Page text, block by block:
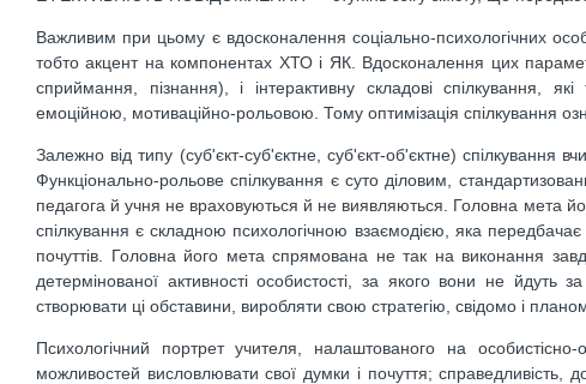
Важливим при цьому є вдосконалення соціально-психологічних
тобто акцент на компонентах ХТО і ЯК. Вдосконалення цих
сприймання, пізнання), і інтерактивну складові спілкування,
емоційною, мотиваційно-рольовою. Тому оптимізація спілкування
Залежно від типу (суб'єкт-суб'єктне, суб'єкт-об'єктне) спілкування
Функціонально-рольове спілкування є суто діловим,
педагога й учня не враховуються й не виявляються. Головна мета
спілкування є складною психологічною взаємодією, яка
почуттів. Головна його мета спрямована не так на виконання
детермінованої активності особистості, за якого вони не
створювати ці обставини, виробляти свою стратегію, свідомо і
Психологічний портрет учителя, налаштованого на особистісно-
можливостей висловлювати свої думки і почуття; справедливість,